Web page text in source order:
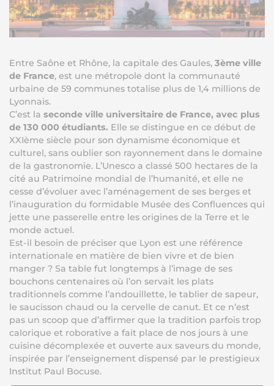
Entre Saône et Rhône, la capitale des Gaules, 3ème ville
de France, est une métropole dont la communauté
urbaine de 59 communes totalise plus de 1,4 millions de
Lyonnais.
C’est la seconde ville universitaire de France, avec plus
de 130 000 étudiants. Elle se distingue en ce début de
XXIème siècle pour son dynamisme économique et
culturel, sans oublier son rayonnement dans le domaine
de la gastronomie. L’Unesco a classé 500 hectares de la
cité au Patrimoine mondial de l’humanité, et elle ne
cesse d’évoluer avec l’aménagement de ses berges et
l’inauguration du formidable Musée des Confluences qui
jette une passerelle entre les origines de la Terre et le
monde actuel.
Est-il besoin de préciser que Lyon est une référence
internationale en matière de bien vivre et de bien
manger ? Sa table fut longtemps à l’image de ses
bouchons centenaires où l’on servait les plats
traditionnels comme l’andouillette, le tablier de sapeur,
le saucisson chaud ou la cervelle de canut. Et ce n’est
pas un scoop que d’affirmer que la tradition parfois trop
calorique et roborative a fait place de nos jours à une
cuisine décomplexée et ouverte aux saveurs du monde,
inspirée par l’enseignement dispensé par le prestigieux
Institut Paul Bocuse.